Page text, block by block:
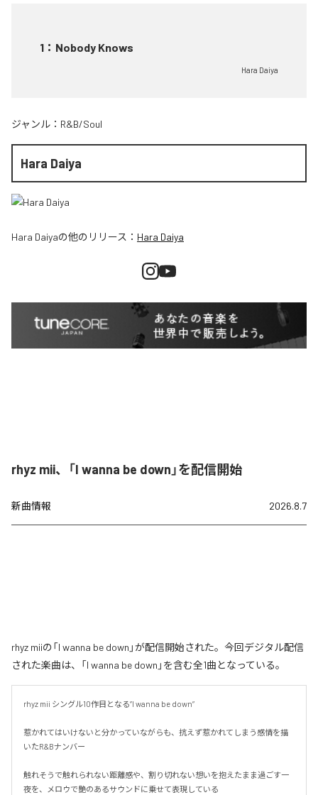
1 ： Nobody Knows
Hara Daiya
ジャンル： R&B/Soul
Hara Daiya
Hara Daiyaの他のリリース： Hara Daiya
rhyz mii、「I wanna be down」を配信開始
新曲情報 2026.8.7
rhyz miiの「I wanna be down」が配信開始された。今回デジタル配信
された楽曲は、「I wanna be down」を含む全1曲となっている。
rhyz mii シングル10作目となる”I wanna be down”
惹かれてはいけないと分かっていながらも、抗えず惹かれてしまう感情を描
いたR&Bナンバー
触れそうで触れられない距離感や、割り切れない想いを抱えたまま過ごす一
夜を、メロウで艶のあるサウンドに乗せて表現している